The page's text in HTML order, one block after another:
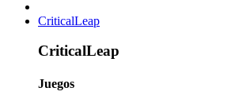
CriticalLeap
CriticalLeap
Juegos